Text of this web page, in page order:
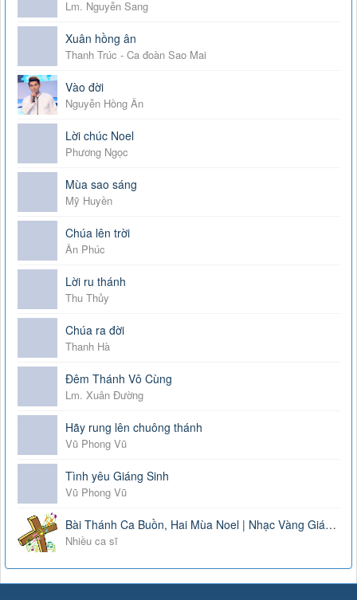
Lm. Nguyễn Sang
Xuân hồng ân
Thanh Trúc - Ca đoàn Sao Mai
Vào đời
Nguyễn Hồng Ân
Lời chúc Noel
Phương Ngọc
Mùa sao sáng
Mỹ Huyền
Chúa lên trời
Ân Phúc
Lời ru thánh
Thu Thủy
Chúa ra đời
Thanh Hà
Đêm Thánh Vô Cùng
Lm. Xuân Đường
Hãy rung lên chuông thánh
Vũ Phong Vũ
Tình yêu Giáng Sinh
Vũ Phong Vũ
Bài Thánh Ca Buồn, Hai Mùa Noel | Nhạc Vàng Giáng Sinh Công Giáo Hay Nhất 2019
Nhiều ca sĩ